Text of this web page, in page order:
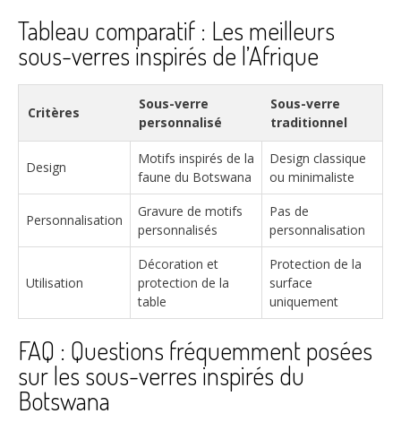
Tableau comparatif : Les meilleurs
sous-verres inspirés de l’Afrique
Critères
Sous-verre
personnalisé
Sous-verre
traditionnel
Design
Motifs inspirés de la
faune du Botswana
Design classique
ou minimaliste
Personnalisation
Gravure de motifs
personnalisés
Pas de
personnalisation
Utilisation
Décoration et
protection de la
table
Protection de la
surface
uniquement
FAQ : Questions fréquemment posées
sur les sous-verres inspirés du
Botswana